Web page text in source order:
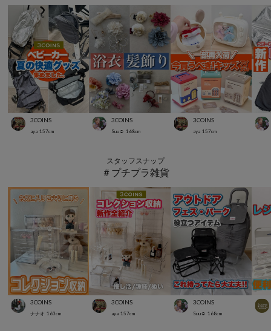
3COINS
aya 157cm
3COINS
Suu☺︎ 168cm
3COINS
aya 157cm
スタッフスナップ
＃プチプラ雑貨
3COINS
ナナオ 163cm
3COINS
aya 157cm
3COINS
Suu☺︎ 168cm